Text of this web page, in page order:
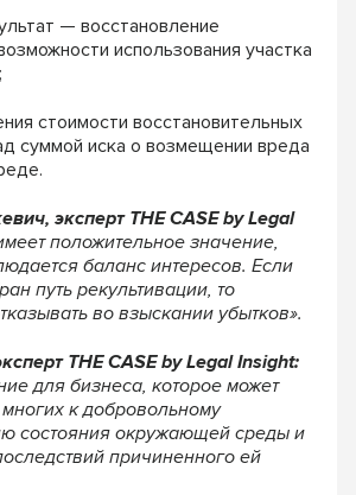
— восстановление
использования участка
стоимости восстановительных
суммой иска о возмещении вреда
эксперт THE CASE by Legal
положительное значение,
баланс интересов. Если
путь рекультивации, то
во взыскании убытков».
THE CASE by Legal Insight:
для бизнеса, которое может
к добровольному
состояния окружающей среды и
причиненного ей